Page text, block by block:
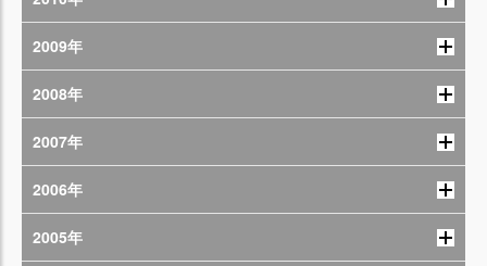
2009年
2008年
2007年
2006年
2005年